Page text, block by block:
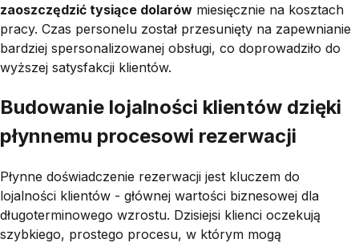
zaoszczędzić tysiące dolarów miesięcznie na kosztach
pracy. Czas personelu został przesunięty na zapewnianie
bardziej spersonalizowanej obsługi, co doprowadziło do
wyższej satysfakcji klientów.
Budowanie lojalności klientów dzięki
płynnemu procesowi rezerwacji
Płynne doświadczenie rezerwacji jest kluczem do
lojalności klientów - głównej wartości biznesowej dla
długoterminowego wzrostu. Dzisiejsi klienci oczekują
szybkiego, prostego procesu, w którym mogą